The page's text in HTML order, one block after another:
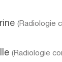
(Radiologie
(Radiologie